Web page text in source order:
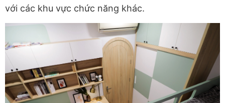
với các khu vực chức năng khác.